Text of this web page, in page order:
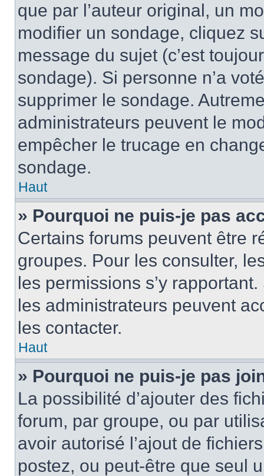
que par l’auteur original, un
modifier un sondage, cliquez
message du sujet (c’est
sondage). Si personne n’a
supprimer le sondage.
administrateurs peuvent le
empêcher le trucage en
sondage.
Haut
» Pourquoi ne puis-je pas
Certains forums peuvent être
groupes. Pour les consulter,
les permissions s’y
les administrateurs peuvent
les contacter.
Haut
» Pourquoi ne puis-je pas
La possibilité d’ajouter des
forum, par groupe, ou par
avoir autorisé l’ajout de
postez, ou peut-être que seul